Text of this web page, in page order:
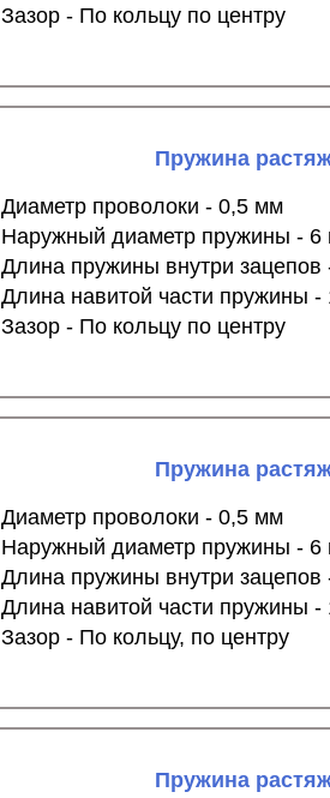
Зазор - По кольцу по центру
Пружина
Диаметр проволоки - 0,5 мм
Наружный диаметр пружины - 6
Длина пружины внутри
Длина навитой части пружины
Зазор - По кольцу по центру
Пружина
Диаметр проволоки - 0,5 мм
Наружный диаметр пружины - 6
Длина пружины внутри
Длина навитой части пружины
Зазор - По кольцу, по центру
Пружина